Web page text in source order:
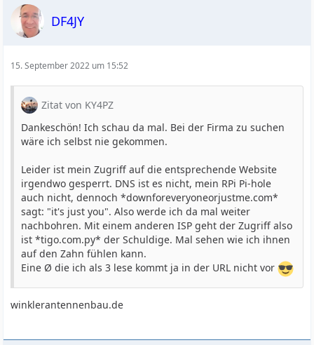
DF4JY
15. September 2022 um 15:52
Zitat von KY4PZ
Dankeschön! Ich schau da mal. Bei der Firma zu suchen
wäre ich selbst nie gekommen.
Leider ist mein Zugriff auf die entsprechende Website
irgendwo gesperrt. DNS ist es nicht, mein RPi Pi-hole
auch nicht, dennoch *downforeveryoneorjustme.com*
sagt: "it's just you". Also werde ich da mal weiter
nachbohren. Mit einem anderen ISP geht der Zugriff also
ist *tigo.com.py* der Schuldige. Mal sehen wie ich ihnen
auf den Zahn fühlen kann.
Eine Ø die ich als 3 lese kommt ja in der URL nicht vor
winklerantennenbau.de